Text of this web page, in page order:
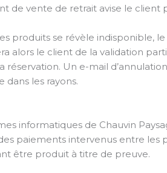
de vente de retrait avise le
produits se révèle indisponible,
alors le client de la validation
Un e-mail
les rayons.
informatiques de Chauvin
paiements intervenus entre les
être produit à titre de preuve.